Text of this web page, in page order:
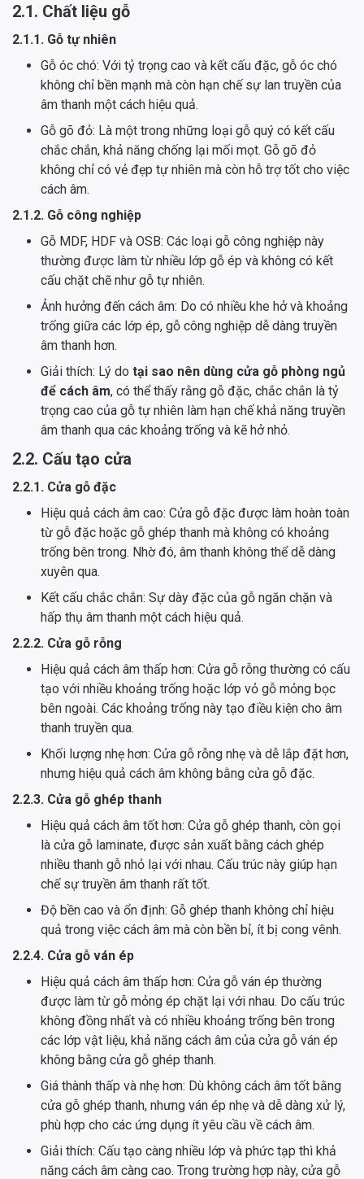
2.1. Chất liệu gỗ
2.1.1. Gỗ tự nhiên
Gỗ óc chó: Với tỷ trọng cao và kết cấu đặc, gỗ óc chó
không chỉ bền mạnh mà còn hạn chế sự lan truyền của
âm thanh một cách hiệu quả.
Gỗ gõ đỏ: Là một trong những loại gỗ quý có kết cấu
chắc chắn, khả năng chống lại mối mọt. Gỗ gõ đỏ
không chỉ có vẻ đẹp tự nhiên mà còn hỗ trợ tốt cho việc
cách âm.
2.1.2. Gỗ công nghiệp
Gỗ MDF, HDF và OSB: Các loại gỗ công nghiệp này
thường được làm từ nhiều lớp gỗ ép và không có kết
cấu chặt chẽ như gỗ tự nhiên.
Ảnh hưởng đến cách âm: Do có nhiều khe hở và khoảng
trống giữa các lớp ép, gỗ công nghiệp dễ dàng truyền
âm thanh hơn.
Giải thích: Lý do tại sao nên dùng cửa gỗ phòng ngủ
để cách âm, có thể thấy rằng gỗ đặc, chắc chắn là tỷ
trọng cao của gỗ tự nhiên làm hạn chế khả năng truyền
âm thanh qua các khoảng trống và kẽ hở nhỏ.
2.2. Cấu tạo cửa
2.2.1. Cửa gỗ đặc
Hiệu quả cách âm cao: Cửa gỗ đặc được làm hoàn toàn
từ gỗ đặc hoặc gỗ ghép thanh mà không có khoảng
trống bên trong. Nhờ đó, âm thanh không thể dễ dàng
xuyên qua.
Kết cấu chắc chắn: Sự dày đặc của gỗ ngăn chặn và
hấp thụ âm thanh một cách hiệu quả.
2.2.2. Cửa gỗ rỗng
Hiệu quả cách âm thấp hơn: Cửa gỗ rỗng thường có cấu
tạo với nhiều khoảng trống hoặc lớp vỏ gỗ mỏng bọc
bên ngoài. Các khoảng trống này tạo điều kiện cho âm
thanh truyền qua.
Khối lượng nhẹ hơn: Cửa gỗ rỗng nhẹ và dễ lắp đặt hơn,
nhưng hiệu quả cách âm không bằng cửa gỗ đặc.
2.2.3. Cửa gỗ ghép thanh
Hiệu quả cách âm tốt hơn: Cửa gỗ ghép thanh, còn gọi
là cửa gỗ laminate, được sản xuất bằng cách ghép
nhiều thanh gỗ nhỏ lại với nhau. Cấu trúc này giúp hạn
chế sự truyền âm thanh rất tốt.
Độ bền cao và ổn định: Gỗ ghép thanh không chỉ hiệu
quả trong việc cách âm mà còn bền bỉ, ít bị cong vênh.
2.2.4. Cửa gỗ ván ép
Hiệu quả cách âm thấp hơn: Cửa gỗ ván ép thường
được làm từ gỗ mỏng ép chặt lại với nhau. Do cấu trúc
không đồng nhất và có nhiều khoảng trống bên trong
các lớp vật liệu, khả năng cách âm của cửa gỗ ván ép
không bằng cửa gỗ ghép thanh.
Giá thành thấp và nhẹ hơn: Dù không cách âm tốt bằng
cửa gỗ ghép thanh, nhưng ván ép nhẹ và dễ dàng xử lý,
phù hợp cho các ứng dụng ít yêu cầu về cách âm.
Giải thích: Cấu tạo càng nhiều lớp và phức tạp thì khả
năng cách âm càng cao. Trong trường hợp này, cửa gỗ